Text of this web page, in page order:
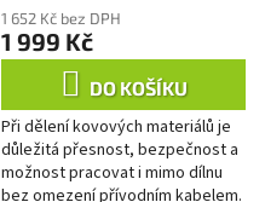
1 652 Kč bez DPH
1 999 Kč
DO KOŠÍKU
Při dělení kovových materiálů je
důležitá přesnost, bezpečnost a
možnost pracovat i mimo dílnu
bez omezení přívodním kabelem.